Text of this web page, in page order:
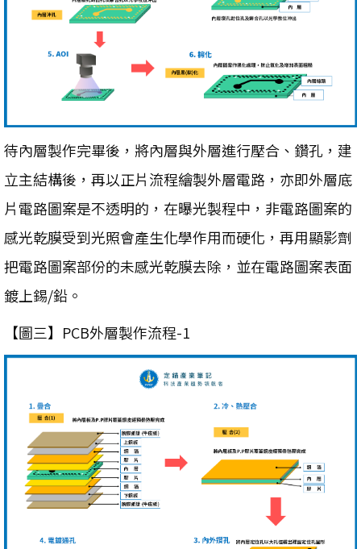
待內層製作完畢後，將內層與外層進行壓合、鑽孔，建
立主結構後，再以正片流程繪製外層電路，亦即外層底
片電路圖案是不透明的，在曝光製程中，非電路圖案的
感光乾膜受到光照會產生化學作用而硬化，再用顯影劑
把電路圖案部份的未感光乾膜去除，並在電路圖案表面
鍍上錫/鉛。
【圖三】PCB外層製作流程-1